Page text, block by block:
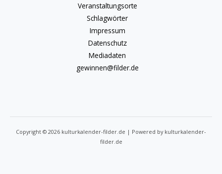
Veranstaltungsorte
Schlagwörter
Impressum
Datenschutz
Mediadaten
gewinnen@filder.de
Copyright © 2026 kulturkalender-filder.de | Powered by kulturkalender-
filder.de